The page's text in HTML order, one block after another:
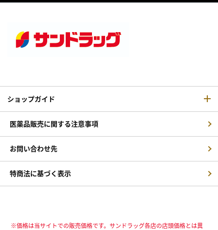
ショップガイド
医薬品販売に関する注意事項
お問い合わせ先
特商法に基づく表示
※価格は当サイトでの販売価格です。サンドラッグ各店の店頭価格とは異